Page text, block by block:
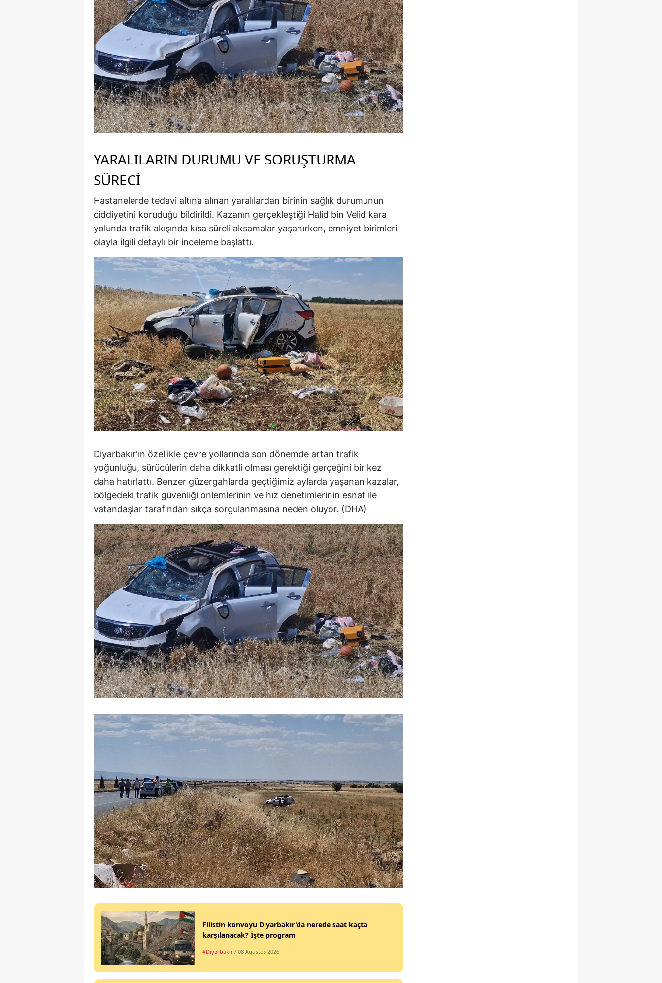
YARALILARIN DURUMU VE SORUŞTURMA
SÜRECİ
Hastanelerde tedavi altına alınan yaralılardan birinin sağlık durumunun
ciddiyetini koruduğu bildirildi. Kazanın gerçekleştiği Halid bin Velid kara
yolunda trafik akışında kısa süreli aksamalar yaşanırken, emniyet birimleri
olayla ilgili detaylı bir inceleme başlattı.
Diyarbakır'ın özellikle çevre yollarında son dönemde artan trafik
yoğunluğu, sürücülerin daha dikkatli olması gerektiği gerçeğini bir kez
daha hatırlattı. Benzer güzergahlarda geçtiğimiz aylarda yaşanan kazalar,
bölgedeki trafik güvenliği önlemlerinin ve hız denetimlerinin esnaf ile
vatandaşlar tarafından sıkça sorgulanmasına neden oluyor. (DHA)
Filistin konvoyu Diyarbakır'da nerede saat kaçta
karşılanacak? İşte program
#Diyarbakır / 08 Ağustos 2026